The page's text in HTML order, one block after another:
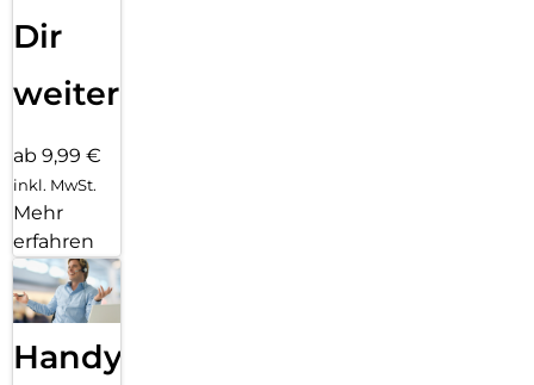
Dir
weiter
ab 9,99 €
inkl. MwSt.
Mehr
erfahren
Handy